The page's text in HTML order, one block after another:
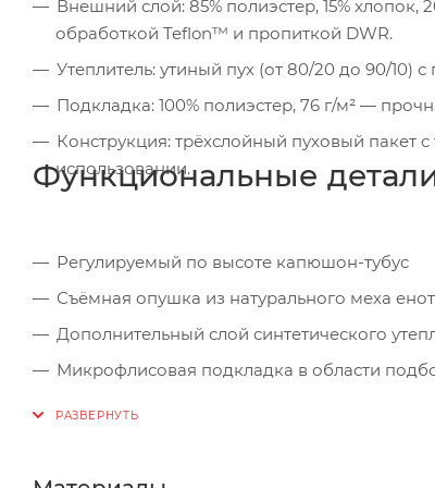
Внешний слой: 85% полиэстер, 15%
обработкой Teflon™ и пропиткой DWR.
Утеплитель: утиный пух (от 80/20 до 90/10)
Подкладка: 100% полиэстер, 76 г/м² —
Конструкция: трёхслойный пуховый пакет
использовании.
Функциональные
Регулируемый по высоте капюшон-тубус
Съёмная опушка из натурального меха
Дополнительный слой синтетического
Микрофлисовая подкладка в области
Ветрозащитная планка на магнитных